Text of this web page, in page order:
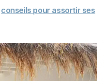
conseils pour assortir ses